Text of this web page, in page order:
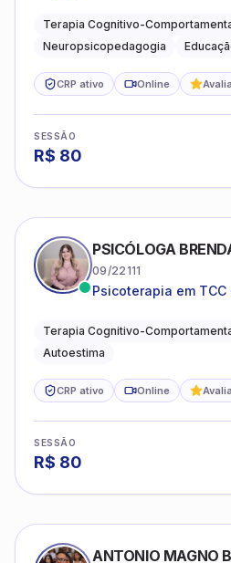
do
Terapia Cognitivo-
Neuropsicopedagogia
CRP ativo Online
SESSÃO
R$ 80
PSICÓLOGA
09/22111
Psicoterapia em
o cotidiano
Terapia Cognitivo-
Autoestima
CRP ativo Online
SESSÃO
R$ 80
ANTONIO MAGNO